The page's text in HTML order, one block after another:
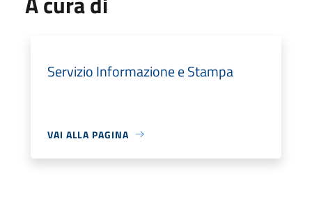
Servizio Informazione e Stampa
VAI ALLA PAGINA